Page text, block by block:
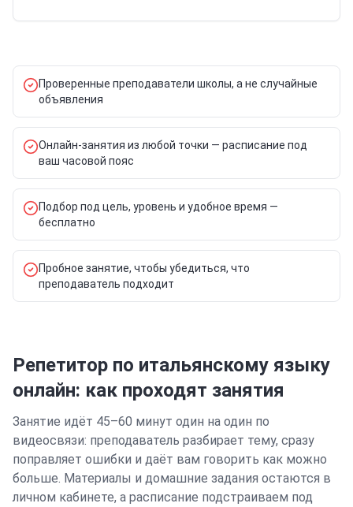
Проверенные преподаватели школы, а не случайные
объявления
Онлайн-занятия из любой точки — расписание под
ваш часовой пояс
Подбор под цель, уровень и удобное время —
бесплатно
Пробное занятие, чтобы убедиться, что
преподаватель подходит
Репетитор по итальянскому языку
онлайн: как проходят занятия
Занятие идёт 45–60 минут один на один по
видеосвязи: преподаватель разбирает тему, сразу
поправляет ошибки и даёт вам говорить как можно
больше. Материалы и домашние задания остаются в
личном кабинете, а расписание подстраиваем под